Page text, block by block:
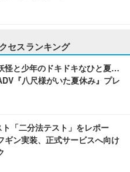
セスランキング
怪と少年のドキドキなひと夏…
『八尺様がいた夏休み』プレ
ト「二分法テスト」をレポー
ギン実装、正式サービスへ向け